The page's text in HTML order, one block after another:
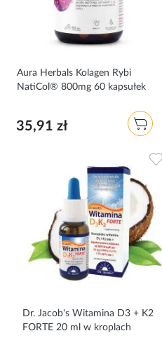
Aura Herbals Kolagen Rybi
NatiCol® 800mg 60 kapsułek
35,91 zł
Dr. Jacob's Witamina D3 + K2
FORTE 20 ml w kroplach